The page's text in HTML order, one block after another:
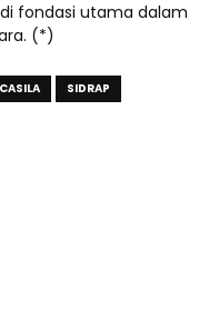
fondasi utama dalam
(*)
SIDRAP